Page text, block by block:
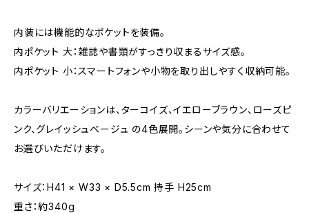
内装には機能的なポケットを装備。
内ポケット 大：雑誌や書類がすっきり収まるサイズ感。
内ポケット 小：スマートフォンや小物を取り出しやすく収納可能。
カラーバリエーションは、ターコイズ、イエローブラウン、ローズピ
ンク、グレイッシュベージュ の4色展開。シーンや気分に合わせて
お選びいただけます。
サイズ：H41 × W33 × D5.5cm 持手 H25cm
重さ：約340g